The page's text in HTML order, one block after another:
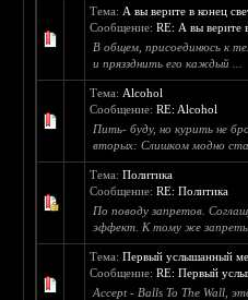
Тема: А вы верите в конец
Сообщение:RE: А вы верите
В общем, присоединюсь к
и пряззднить его каждый ...
Тема: Alcohol
Сообщение:RE: Alcohol
Пить- буду, но курить не
вторых: Слишком модно
Тема:Политика
Сообщение:RE: Политика
По поводу запретов.
эффект. К тому же
Тема:Первый услышанный
Сообщение:RE: Первый
Accept - Balls To The Wall,